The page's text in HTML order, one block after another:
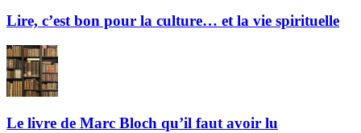
Lire, c’est bon pour la culture… et la vie spirituelle
Le livre de Marc Bloch qu’il faut avoir lu